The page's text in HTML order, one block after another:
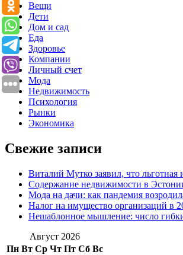
Вещи
Дети
Дом и сад
Еда
Здоровье
Компании
Личный счет
Мода
Недвижимость
Психология
Рынки
Экономика
Свежие записи
Виталий Мутко заявил, что льготная
Содержание недвижимости в
Мода на дачи: как пандемия
Налог на имущество организаций в
Нешаблонное мышление: число
Август 2026
Пн Вт Ср Чт Пт Сб Вс